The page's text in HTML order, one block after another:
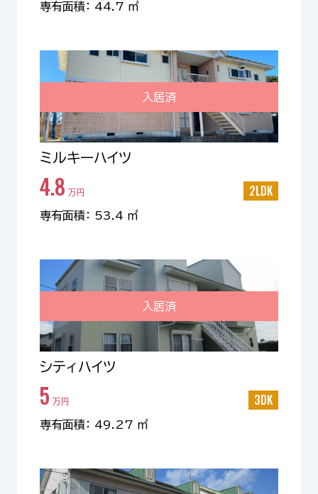
専有面積： 44.7 ㎡
入居済
ミルキーハイツ
4.8 万円 2LDK
専有面積： 53.4 ㎡
入居済
シティハイツ
5 万円 3DK
専有面積： 49.27 ㎡